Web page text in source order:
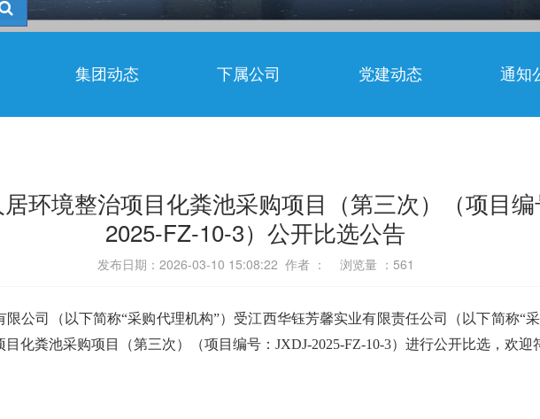
集团动态 下属公司 党建动态 通知
环境整治项目化粪池采购项目（第三次）（项目
2025-FZ-10-3）公开比选公告
发布日期：2026-03-10 15:08:22 作者 ： 浏览量 ： 561
限公司 （以下简称“采购代理机构”）受江西华钰芳馨实业有限责任公司（以下简称“
化粪池采购项目（第三次）
（项目编号： JXDJ-2025-FZ-10-3）进行公开比选 ，欢